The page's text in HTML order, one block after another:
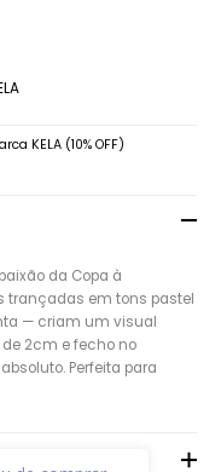
KELA (10% OFF)
da Copa à
trançadas em tons pastel
— criam um visual
2cm e fecho no
Perfeita para